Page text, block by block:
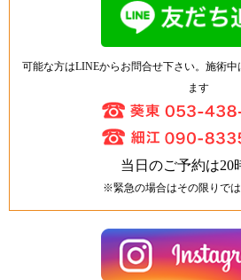
可能な方はLINEからお問合せ下さい。施術中
ます
当日のご予約は20
※緊急の場合はその限りで